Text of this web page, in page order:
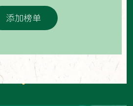
添加榜单